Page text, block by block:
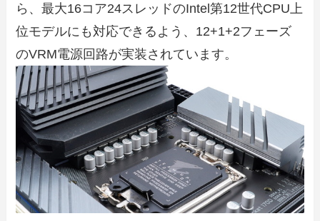
ら、最大16コア24スレッドのIntel第12世代CPU上
位モデルにも対応できるよう、12+1+2フェーズ
のVRM電源回路が実装されています。